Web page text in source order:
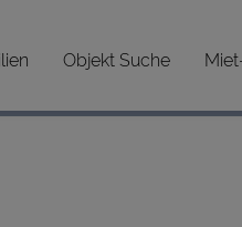
Objekt Suche